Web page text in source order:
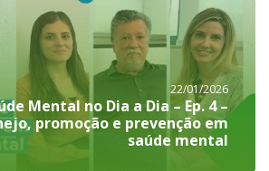
22/01/2026
Mental no Dia a Dia – Ep. 4 –
promoção e prevenção em
saúde mental